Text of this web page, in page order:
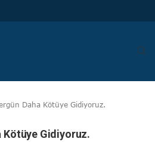
Daha Kötüye Gidiyoruz.
Kötüye Gidiyoruz.